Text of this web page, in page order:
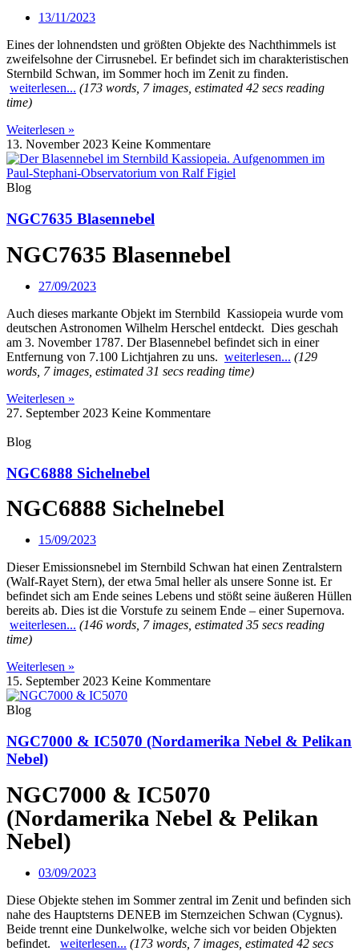
13/11/2023
Eines der lohnendsten und größten Objekte des Nachthimmels ist
zweifelsohne der Cirrusnebel. Er befindet sich im charakteristischen
Sternbild Schwan, im Sommer hoch im Zenit zu finden.
weiterlesen... (173 words, 7 images, estimated 42 secs reading
time)
Weiterlesen »
13. November 2023 Keine Kommentare
Blog
NGC7635 Blasennebel
NGC7635 Blasennebel
27/09/2023
Auch dieses markante Objekt im Sternbild Kassiopeia wurde vom
deutschen Astronomen Wilhelm Herschel entdeckt. Dies geschah
am 3. November 1787. Der Blasennebel befindet sich in einer
Entfernung von 7.100 Lichtjahren zu uns. weiterlesen... (129
words, 7 images, estimated 31 secs reading time)
Weiterlesen »
27. September 2023 Keine Kommentare
Blog
NGC6888 Sichelnebel
NGC6888 Sichelnebel
15/09/2023
Dieser Emissionsnebel im Sternbild Schwan hat einen Zentralstern
(Walf-Rayet Stern), der etwa 5mal heller als unsere Sonne ist. Er
befindet sich am Ende seines Lebens und stößt seine äußeren Hüllen
bereits ab. Dies ist die Vorstufe zu seinem Ende – einer Supernova.
weiterlesen... (146 words, 7 images, estimated 35 secs reading
time)
Weiterlesen »
15. September 2023 Keine Kommentare
Blog
NGC7000 & IC5070 (Nordamerika Nebel & Pelikan
Nebel)
NGC7000 & IC5070
(Nordamerika Nebel & Pelikan
Nebel)
03/09/2023
Diese Objekte stehen im Sommer zentral im Zenit und befinden sich
nahe des Hauptsterns DENEB im Sternzeichen Schwan (Cygnus).
Beide trennt eine Dunkelwolke, welche sich vor beiden Objekten
befindet.
weiterlesen... (173 words, 7 images, estimated 42 secs